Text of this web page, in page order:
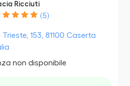
Ricciuti
(5)
153, 81100 Caserta
non disponibile